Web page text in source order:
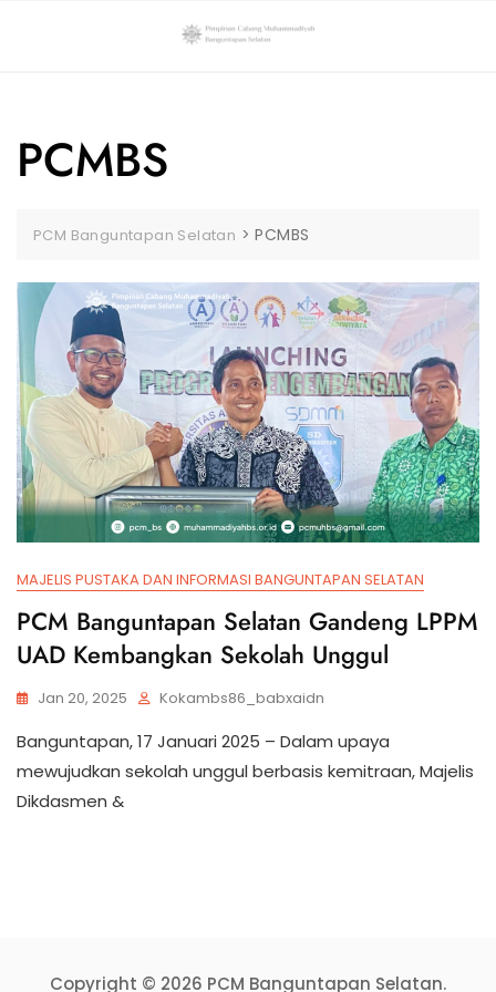
PCMBS
PCM Banguntapan Selatan >PCMBS
MAJELIS PUSTAKA DAN INFORMASI BANGUNTAPAN SELATAN
PCM Banguntapan Selatan Gandeng LPPM
UAD Kembangkan Sekolah Unggul
Jan 20, 2025 Kokambs86_babxaidn
Banguntapan, 17 Januari 2025 – Dalam upaya
mewujudkan sekolah unggul berbasis kemitraan, Majelis
Dikdasmen &
Copyright © 2026 PCM Banguntapan Selatan.